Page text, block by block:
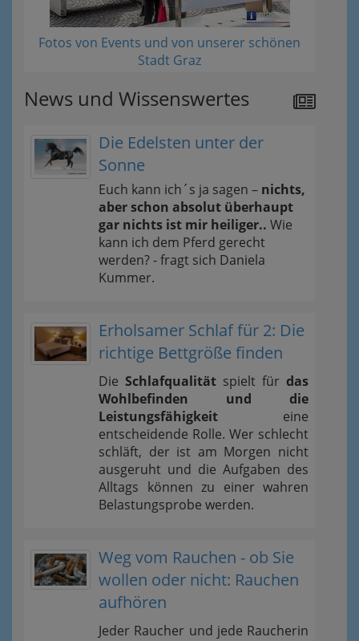
Fotos von Events und von unserer schönen
Stadt Graz
News und Wissenswertes
Die Edelsten unter der
Sonne
Euch kann ich´s ja sagen – nichts,
aber schon absolut überhaupt
gar nichts ist mir heiliger.. Wie
kann ich dem Pferd gerecht
werden? - fragt sich Daniela
Kummer.
Erholsamer Schlaf für 2: Die
richtige Bettgröße finden
Die Schlafqualität spielt für das
Wohlbefinden und die
Leistungsfähigkeit eine
entscheidende Rolle. Wer schlecht
schläft, der ist am Morgen nicht
ausgeruht und die Aufgaben des
Alltags können zu einer wahren
Belastungsprobe werden.
Weg vom Rauchen - ob Sie
wollen oder nicht: Rauchen
aufhören
Jeder Raucher und jede Raucherin